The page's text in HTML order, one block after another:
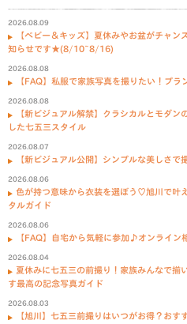
2026.08.09
【ベビー＆キッズ】夏休みやお盆がチャ
知らせです★(8/10~8/16)
2026.08.08
【FAQ】私服で家族写真を撮りたい！プラ
2026.08.08
【新ビジュアル解禁】クラシカルとモダ
した七五三スタイル
2026.08.07
【新ビジュアル公開】シンプルな美しさで
2026.08.06
色が持つ意味から衣装を選ぼう♡旭川で叶
タルガイド
2026.08.06
【FAQ】自宅から気軽に参加♪オンライン
2026.08.04
夏休みに七五三の前撮り！家族みんなで
す最高の記念写真ガイド
2026.08.03
【旭川】七五三前撮りはいつがお得？お